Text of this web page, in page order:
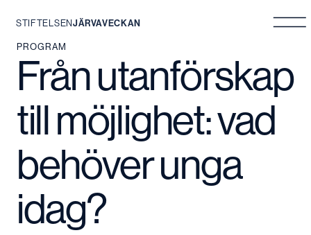
Hoppa
innehåll
STIFTELSENJÄRVAVECKAN
PROGRAM
Från utanförskap
till möjlighet: vad
behöver unga
idag?